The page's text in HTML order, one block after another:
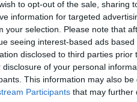
to opt-out of the sale, sharing
information for targeted
your selection. Please note that
seeing interest-based ads
disclosed to third parties
disclosure of your personal
This information may also
Participants that may further